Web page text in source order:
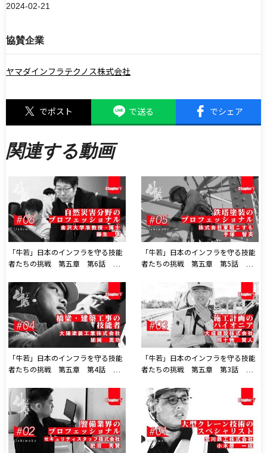
2024-02-21
協賛企業
ヤマダインフラテクノス株式会社
でポスト で送る でシェア
関連する動画
「牛若」日本のインフラを守る技能
者たちの挑戦 第五章 第6話 金
「牛若」日本のインフラを守る技能
者たちの挑戦 第五章 第5話 株
「牛若」日本のインフラを守る技能
者たちの挑戦 第五章 第4話 大
「牛若」日本のインフラを守る技能
者たちの挑戦 第五章 第3話 大